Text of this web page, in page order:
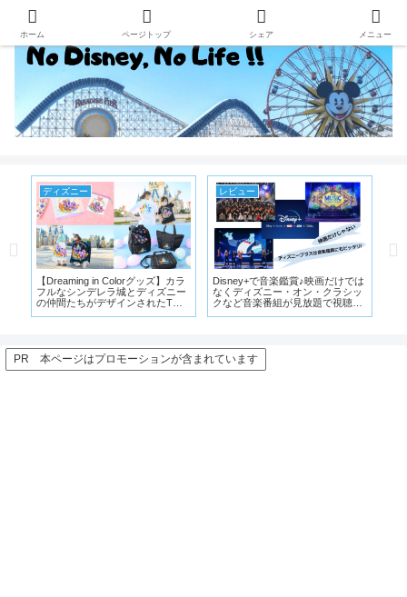
鑑賞♪映画だけでは
・オン・クラシッ
が見放題で視聴可
ディズニーランド
スターツアーズに期間限定で「ス
カイウォーカーの夜明け」のシー
ン追加!新作グッズも登場
ディズニー
まん延防止等重点措置で
ーはどう変わる?人数制
時間短縮・チケット販売
PR 本ページはプロモーションが含まれています
ホーム ページトップ シェア メニュー